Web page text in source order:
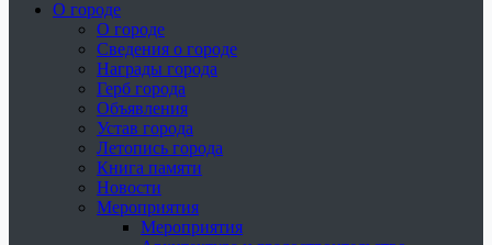
О городе
О городе
Сведения о городе
Награды города
Герб города
Объявления
Устав города
Летопись города
Книга памяти
Новости
Мероприятия
Мероприятия